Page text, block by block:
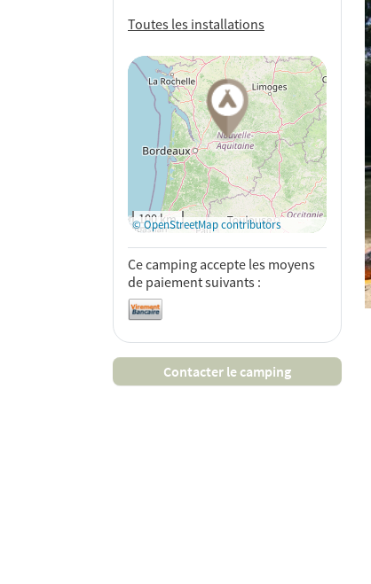
Toutes les installations
Voir sur
Google Maps
100 km
© OpenStreetMap contributors
Ce camping accepte les moyens
de paiement suivants :
Contacter le camping